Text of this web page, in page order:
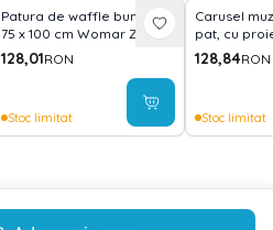
Patura de waffle bumbac
75 x 100 cm Womar Zaffiro
AN-3ZKV-012
128,01RON
Stoc limitat
Carusel
pat, cu
Happy
128,84RON
Stoc limitat